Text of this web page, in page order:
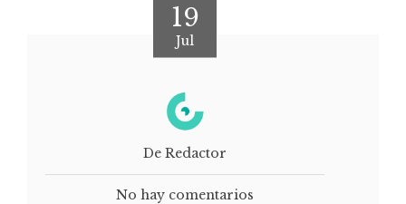
19
Jul
De Redactor
No hay comentarios